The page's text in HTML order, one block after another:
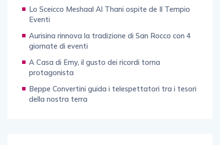
Lo Sceicco Meshaal Al Thani ospite de Il Tempio
Eventi
Aurisina rinnova la tradizione di San Rocco con 4
giornate di eventi
A Casa di Emy, il gusto dei ricordi torna
protagonista
Beppe Convertini guida i telespettatori tra i tesori
della nostra terra